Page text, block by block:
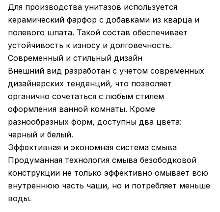
Для производства унитазов используется
керамический фарфор с добавками из кварца и
полевого шпата. Такой состав обеспечивает
устойчивость к износу и долговечность.
Современный и стильный дизайн
Внешний вид разработан с учетом современных
дизайнерских тенденций, что позволяет
органично сочетаться с любым стилем
оформления ванной комнаты. Кроме
разнообразных форм, доступны два цвета:
черный и белый.
Эффективная и экономная система смыва
Продуманная технология смыва безободковой
конструкции не только эффективно омывает всю
внутреннюю часть чаши, но и потребляет меньше
воды.